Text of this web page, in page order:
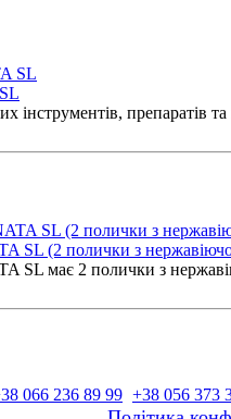
препаратів та
SL (2 полички з
SL має 2 полички з
066 236 89 99 +38 056 373